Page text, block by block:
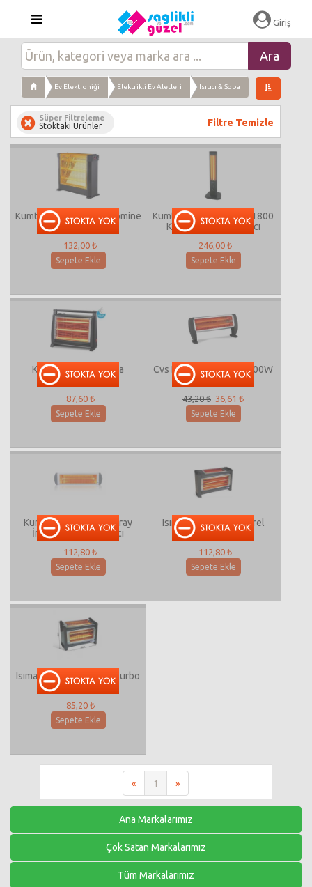
Giriş
Ev Elektroniği Elektrikli Ev Aletleri Isıtıcı & Soba
Süper Filtreleme
Stoktaki Ürünler Filtre Temizle
Kumtel Soba Ks-2761 Şömine
Kalın Çubuk
132,00 ₺
Sepete Ekle
Kumtel Mh-1800 Orbıt 1800
Kule Tipi Quartz Isıtıcı
246,00 ₺
Sepete Ekle
Kumtel Lx-2835 Soba
87,60 ₺
Sepete Ekle
Cvs Dn 2039 Aymira 1200W
Isıtıcı
43,20 ₺ 36,61 ₺
Sepete Ekle
Kumtel E-23 2570 Ecoray
İnfrared 2300W Isıtıcı
112,80 ₺
Sepete Ekle
Isımatik 502 Lüx Naturel
3000W 3+1 Isıtıcı
112,80 ₺
Sepete Ekle
Isımatik 511 Eko Dikey Turbo
1800W 2+1 Isıtıcı
85,20 ₺
Sepete Ekle
« 1 »
Ana Markalarımız
Çok Satan Markalarımız
Tüm Markalarımız